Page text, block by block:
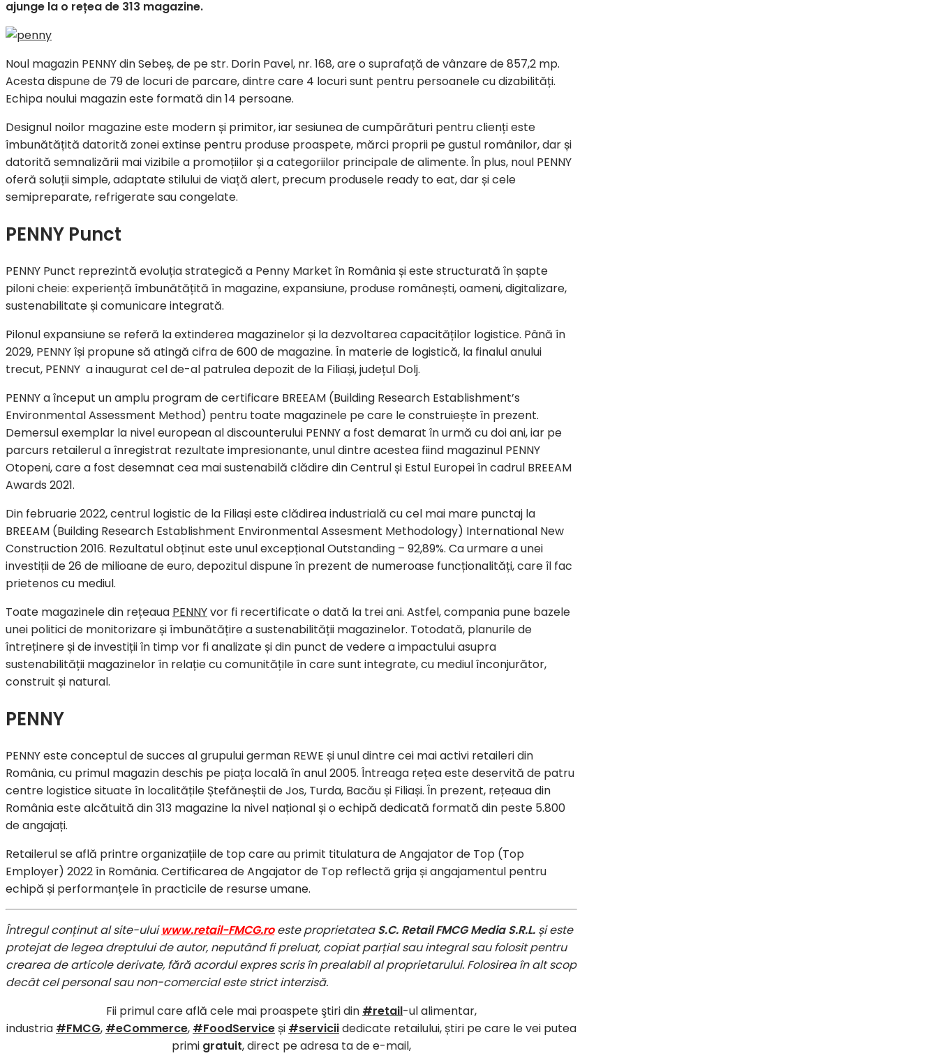
ajunge la o rețea de 313 magazine.
Noul magazin PENNY din Sebeș, de pe str. Dorin Pavel, nr. 168, are o suprafață de vânzare de 857,2 mp.
Acesta dispune de 79 de locuri de parcare, dintre care 4 locuri sunt pentru persoanele cu dizabilități.
Echipa noului magazin este formată din 14 persoane.
Designul noilor magazine este modern și primitor, iar sesiunea de cumpărături pentru clienți este
îmbunătățită datorită zonei extinse pentru produse proaspete, mărci proprii pe gustul românilor, dar și
datorită semnalizării mai vizibile a promoțiilor și a categoriilor principale de alimente. În plus, noul PENNY
oferă soluții simple, adaptate stilului de viață alert, precum produsele ready to eat, dar și cele
semipreparate, refrigerate sau congelate.
PENNY Punct
PENNY Punct reprezintă evoluția strategică a Penny Market în România și este structurată în șapte
piloni cheie: experiență îmbunătățită în magazine, expansiune, produse românești, oameni, digitalizare,
sustenabilitate și comunicare integrată.
Pilonul expansiune se referă la extinderea magazinelor și la dezvoltarea capacităților logistice. Până în
2029, PENNY își propune să atingă cifra de 600 de magazine. În materie de logistică, la finalul anului
trecut, PENNY a inaugurat cel de-al patrulea depozit de la Filiași, județul Dolj.
PENNY a început un amplu program de certificare BREEAM (Building Research Establishment’s
Environmental Assessment Method) pentru toate magazinele pe care le construiește în prezent.
Demersul exemplar la nivel european al discounterului PENNY a fost demarat în urmă cu doi ani, iar pe
parcurs retailerul a înregistrat rezultate impresionante, unul dintre acestea fiind magazinul PENNY
Otopeni, care a fost desemnat cea mai sustenabilă clădire din Centrul și Estul Europei în cadrul BREEAM
Awards 2021.
Din februarie 2022, centrul logistic de la Filiași este clădirea industrială cu cel mai mare punctaj la
BREEAM (Building Research Establishment Environmental Assesment Methodology) International New
Construction 2016. Rezultatul obținut este unul excepțional Outstanding – 92,89%. Ca urmare a unei
investiții de 26 de milioane de euro, depozitul dispune în prezent de numeroase funcționalități, care îl fac
prietenos cu mediul.
Toate magazinele din rețeaua PENNYvor fi recertificate o dată la trei ani. Astfel, compania pune bazele
unei politici de monitorizare și îmbunătățire a sustenabilității magazinelor. Totodată, planurile de
întreținere și de investiții în timp vor fi analizate și din punct de vedere a impactului asupra
sustenabilității magazinelor în relație cu comunitățile în care sunt integrate, cu mediul înconjurător,
construit și natural.
PENNY
PENNY este conceptul de succes al grupului german REWE și unul dintre cei mai activi retaileri din
România, cu primul magazin deschis pe piața locală în anul 2005. Întreaga rețea este deservită de patru
centre logistice situate în localitățile Ștefăneștii de Jos, Turda, Bacău și Filiași. În prezent, rețeaua din
România este alcătuită din 313 magazine la nivel național și o echipă dedicată formată din peste 5.800
de angajați.
Retailerul se află printre organizațiile de top care au primit titulatura de Angajator de Top (Top
Employer) 2022 în România. Certificarea de Angajator de Top reflectă grija și angajamentul pentru
echipă și performanțele în practicile de resurse umane.
Întregul conținut al site-uluiwww.retail-FMCG.roeste proprietateaS.C. Retail FMCG Media S.R.L. și este
protejat de legea dreptului de autor, neputând fi preluat, copiat parțial sau integral sau folosit pentru
crearea de articole derivate, fără acordul expres scris în prealabil al proprietarului. Folosirea în alt scop
decât cel personal sau non-comercial este strict interzisă.
Fii primul care află cele mai proaspete ştiri din #retail-ul alimentar,
industria #FMCG, #eCommerce, #FoodServiceși #serviciidedicate retailului, știri pe care le vei putea
primi gratuit, direct pe adresa ta de e-mail,